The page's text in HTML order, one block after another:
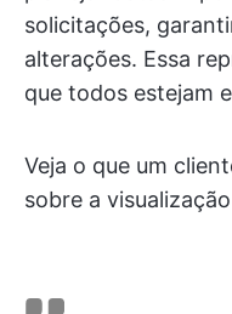
solicitações,
alterações. Essa
que todos estejam
Veja o que um
sobre a